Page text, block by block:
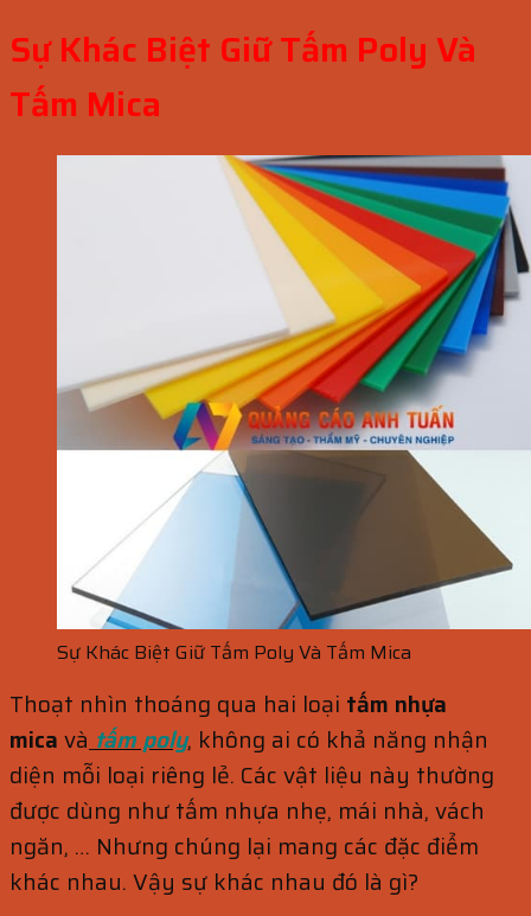
Sự Khác Biệt Giữ Tấm Poly Và
Tấm Mica
Sự Khác Biệt Giữ Tấm Poly Và Tấm Mica
Thoạt nhìn thoáng qua hai loại tấm nhựa
mica và tấm poly, không ai có khả năng nhận
diện mỗi loại riêng lẻ. Các vật liệu này thường
được dùng như tấm nhựa nhẹ, mái nhà, vách
ngăn, … Nhưng chúng lại mang các đặc điểm
khác nhau. Vậy sự khác nhau đó là gì?